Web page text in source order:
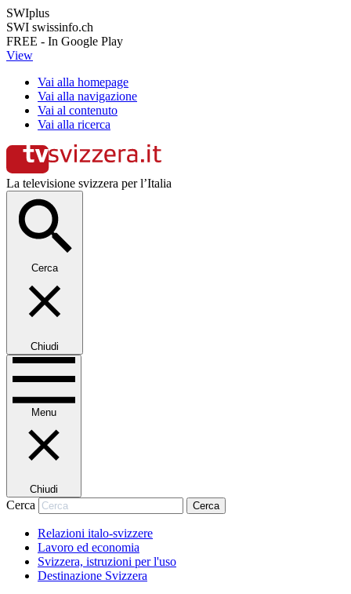
SWIplus
SWI swissinfo.ch
FREE - In Google Play
View
Vai alla homepage
Vai alla navigazione
Vai al contenuto
Vai alla ricerca
La televisione svizzera per l’Italia
Cerca
Chiudi
Menu
Chiudi
Cerca Cerca
Relazioni italo-svizzere
Lavoro ed economia
Svizzera, istruzioni per l'uso
Destinazione Svizzera